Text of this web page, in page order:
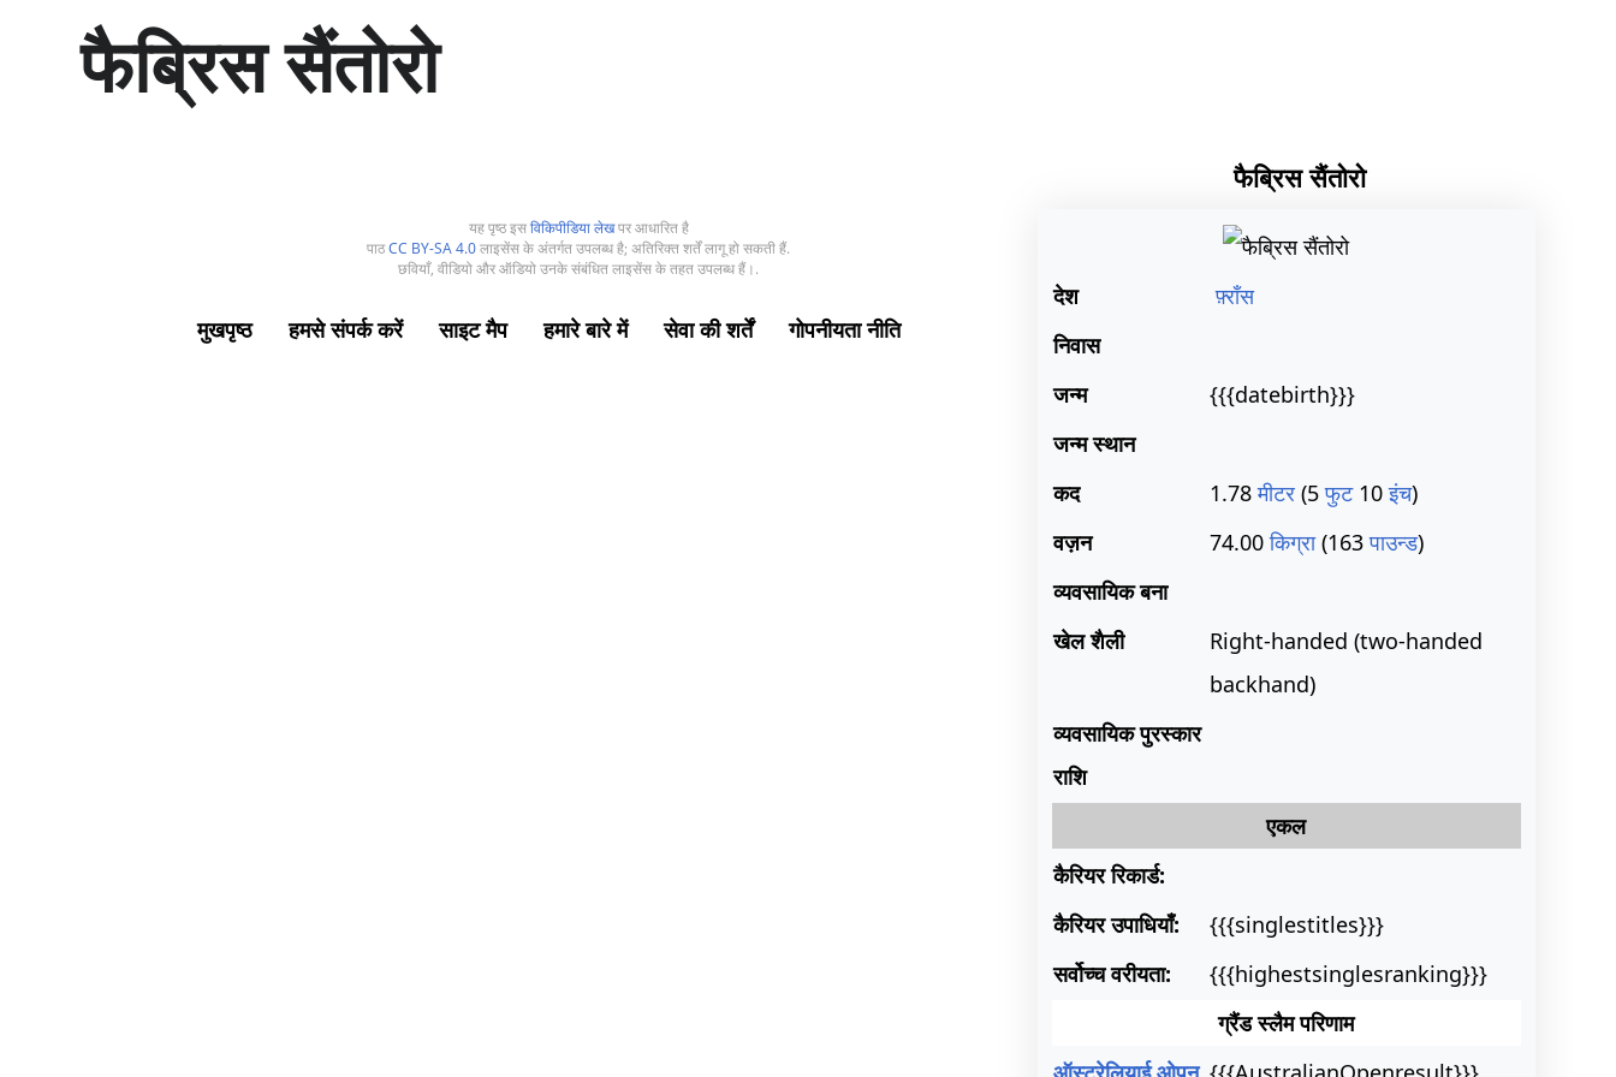
म
ग्री
फैब्रिस सैंतोरो
फैब्रिस सैंतोरो
देश
फ़्राँस
निवास
जन्म
{{{datebirth}}}
जन्म स्थान
कद
1.78मीटर(5फुट10इंच)
वज़न
74.00किग्रा(163पाउन्ड)
व्यवसायिक बना
खेल शैली
Right-handed (two-handed
backhand)
व्यवसायिक पुरस्कार
राशि
एकल
कैरियर रिकार्ड:
कैरियर उपाधियाँ:
{{{singlestitles}}}
सर्वोच्च वरीयता:
{{{highestsinglesranking}}}
ग्रैंड स्लैम परिणाम
यह पृष्ठ इसविकिपीडिया लेखपर आधारित है
पाठCC BY-SA 4.0लाइसेंस के अंतर्गत उपलब्ध है; अतिरिक्त शर्तें लागू हो सकती हैं.
छवियाँ, वीडियो और ऑडियो उनके संबंधित लाइसेंस के तहत उपलब्ध हैं।.
मुखपृष्ठ हमसे संपर्क करें साइट मैप हमारे बारे में सेवा की शर्तें गोपनीयता नीति